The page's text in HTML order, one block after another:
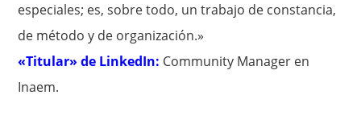
especiales; es, sobre todo, un trabajo de constancia,
de método y de organización.»
«Titular» de LinkedIn: Community Manager en
Inaem.